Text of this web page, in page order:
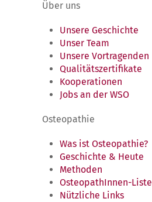
Über uns
Unsere Geschichte
Unser Team
Unsere Vortragenden
Qualitätszertifikate
Kooperationen
Jobs an der WSO
Osteopathie
Was ist Osteopathie?
Geschichte & Heute
Methoden
OsteopathInnen-Liste
Nützliche Links